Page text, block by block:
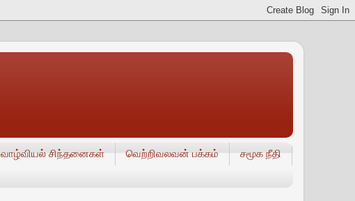
வாழ்வியல் சிந்தனைகள் வெற்றிவலவன் பக்கம்
சமூக நீதி